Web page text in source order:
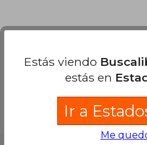
Estás viendo
estás en
Ir a
Me